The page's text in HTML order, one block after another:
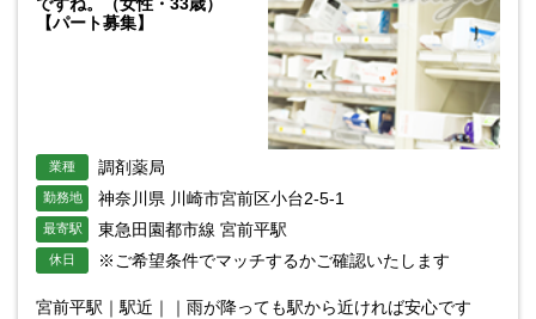
ですね。（女性・33歳）
【パート募集】
業種 調剤薬局
勤務地 神奈川県 川崎市宮前区小台2-5-1
最寄駅 東急田園都市線 宮前平駅
休日 ※ご希望条件でマッチするかご確認いたします
宮前平駅｜駅近｜｜雨が降っても駅から近ければ安心です